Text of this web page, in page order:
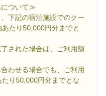
について≫
下記の宿泊施設でのクー
たり50,000円分までと
された場合は、ご利用額
わせる場合でも、ご利用
り50,000円分までとな